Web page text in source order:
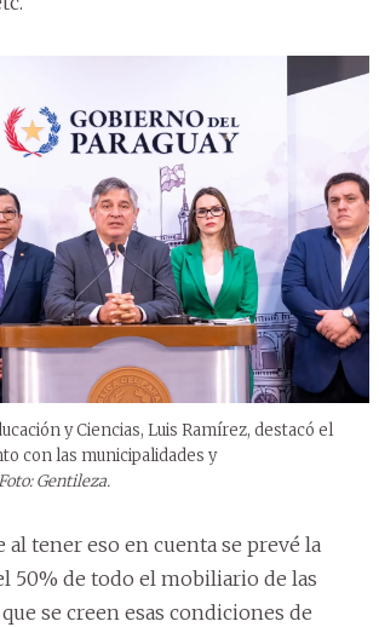
y Ciencias, Luis Ramírez, destacó el
con las municipalidades y
Gentileza.
al tener eso en cuenta se prevé la
50% de todo el mobiliario de las
se creen esas condiciones de